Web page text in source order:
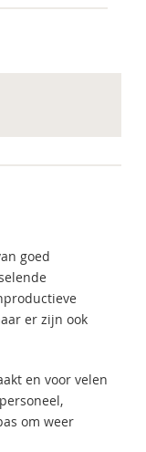
goed
er zijn ook
en voor velen
om weer